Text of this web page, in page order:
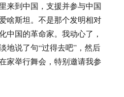
来到中国，支援并参与中国
啥斯坦。不是那个发明相对
中国的革命家。我动心了，
地说了句“过得去吧”，然后
家举行舞会，特别邀请我参